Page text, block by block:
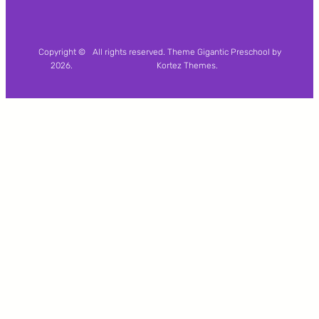
Copyright ©
2026.
All rights reserved. Theme Gigantic Preschool by
Kortez Themes.